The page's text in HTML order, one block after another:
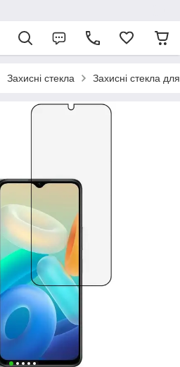
Захисні стекла Захисні стекла